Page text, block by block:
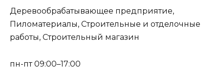
Деревообрабатывающее предприятие,
Пиломатериалы, Строительные и отделочные
работы, Строительный магазин
пн-пт 09:00–17:00